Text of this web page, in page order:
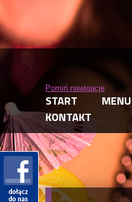
Pomiń nawigacje
START MENU
KONTAKT